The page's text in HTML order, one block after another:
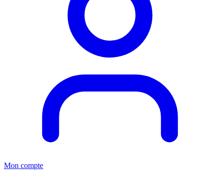
Mon compte